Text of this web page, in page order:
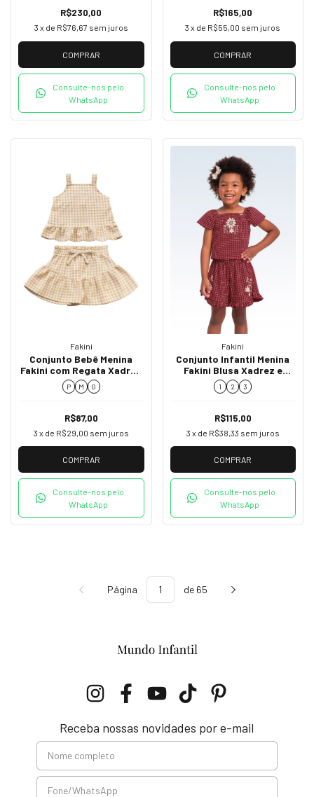
R$230,00
3 x de R$76,67 sem juros
COMPRAR
Consulte-nos pelo
WhatsApp
R$165,00
3 x de R$55,00 sem juros
COMPRAR
Consulte-nos pelo
WhatsApp
Fakini
Conjunto Bebê Menina
Fakini com Regata Xadrez
e Short-Saia 02009
P M G
R$87,00
3 x de R$29,00 sem juros
COMPRAR
Consulte-nos pelo
WhatsApp
Fakini
Conjunto Infantil Menina
Fakini Blusa Xadrez e
Short com Babados 02172
1 2 3
R$115,00
3 x de R$38,33 sem juros
COMPRAR
Consulte-nos pelo
WhatsApp
Página de 65
Receba nossas novidades por e-mail